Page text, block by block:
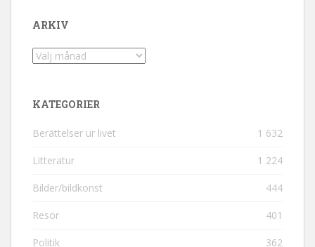
ARKIV
Arkiv
KATEGORIER
Berättelser ur livet 1 632
Litteratur 1 224
Bilder/bildkonst 444
Resor 401
Politik 362